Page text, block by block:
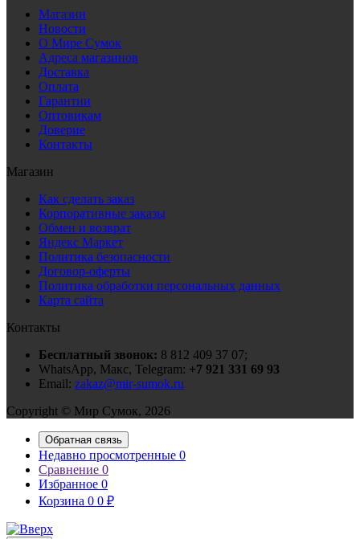
Магазин
Новости
О Мире Сумок
Адреса магазинов
Доставка
Оплата
Гарантии
Оптовикам
Доверие
Контакты
Магазин
Как сделать заказ
Корпоративные заказы
Обмен и возврат
Яндекс Маркет
Политика безопасности
Договор-оферты
Политика обработки персональных данных
Карта сайта
Контакты
Бесплатный звонок: 8 812 409 37 07;
WhatsApp, Макс, Telegram: +7 921 331 69 93
Email: zakaz@mir-sumok.ru
Copyright © Мир Сумок, 2026
Обратная связь
Недавно просмотренные 0
Сравнение 0
Избранное 0
Корзина 0 0 ₽